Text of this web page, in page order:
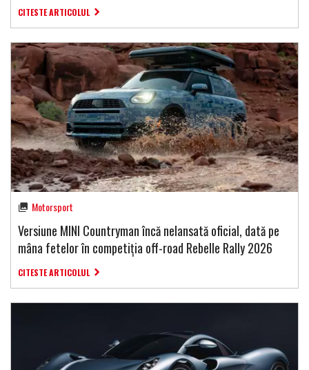
CITESTE ARTICOLUL
Motorsport
Versiune MINI Countryman încă nelansată oficial, dată pe
mâna fetelor în competiția off-road Rebelle Rally 2026
CITESTE ARTICOLUL